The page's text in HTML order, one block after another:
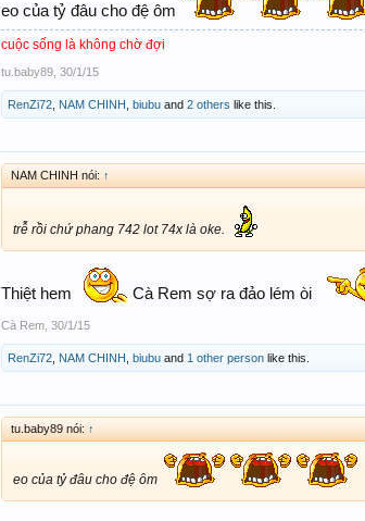
eo của tỷ đâu cho đệ ôm
cuộc sống là không chờ đợi
tu.baby89 30/1/15
RenZi72 NAM CHINH biubu and 2 others like this.
NAM CHINH nói: ↑
trễ rồi chứ phang 742 lot 74x là oke.
Thiệt hem Cà Rem sợ ra đảo lém òi
Cà Rem 30/1/15
RenZi72 NAM CHINH biubu and 1 other person like this.
tu.baby89 nói: ↑
eo của tỷ đâu cho đệ ôm